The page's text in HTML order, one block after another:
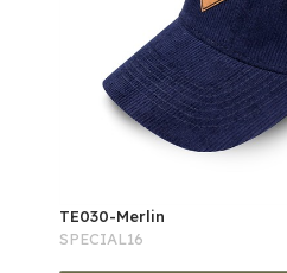
TE030-Merlin
SPECIAL16